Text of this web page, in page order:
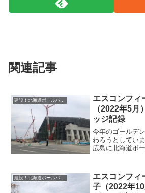
関連記事
エスコンフィ
（2022年5月
ッジ記録
今年のゴールデ
わろうとしてい
広島に北海道ボ
てきました。5
建設！北海道ボールパークFビレッジ_エスコンフィールド
エスコンフィ
子（2022年